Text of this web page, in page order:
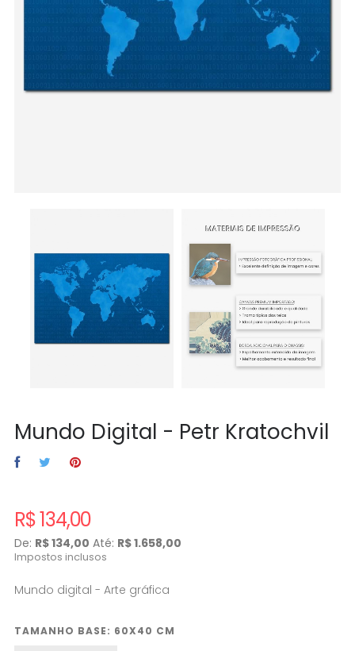
Mundo Digital - Petr Kratochvil
R$ 134,00
De: R$ 134,00 Até: R$ 1.658,00
Impostos inclusos
Mundo digital - Arte gráfica
TAMANHO BASE: 60X40 CM